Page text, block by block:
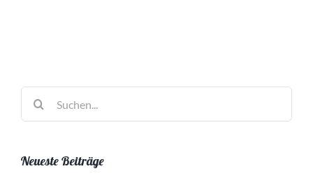
Suche
nach:
Neueste Beiträge